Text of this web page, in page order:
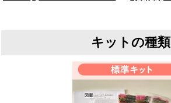
キットの種類